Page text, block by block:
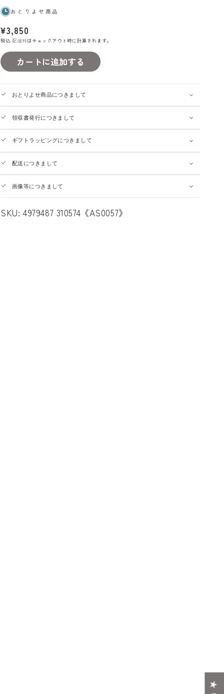
おとりよせ商品
通
常
価
格
¥3,850
税込配送料はチェックアウト時に計算されます。
カートに追加する
おとりよせ商品につきまして
領収書発行につきまして
ギフトラッピングにつきまして
配送につきまして
画像等につきまして
SKU: 4979487 310574《AS0057》